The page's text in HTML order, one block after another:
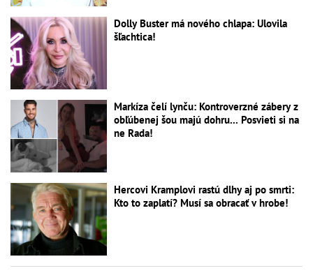
Dolly Buster má nového chlapa: Ulovila
šľachtica!
Markíza čelí lynču: Kontroverzné zábery z
obľúbenej šou majú dohru... Posvieti si na
ne Rada!
Hercovi Kramplovi rastú dlhy aj po smrti:
Kto to zaplatí? Musí sa obracať v hrobe!